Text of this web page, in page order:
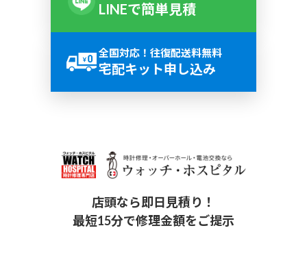
LINEで簡単見積
全国対応！往復配送料無料
宅配キット申し込み
店頭なら即日見積り！
最短15分で修理金額をご提示